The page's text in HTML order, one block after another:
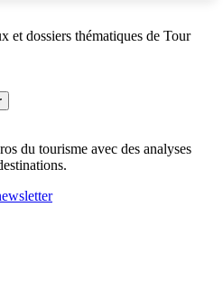
et dossiers thématiques de Tour
du tourisme avec des analyses